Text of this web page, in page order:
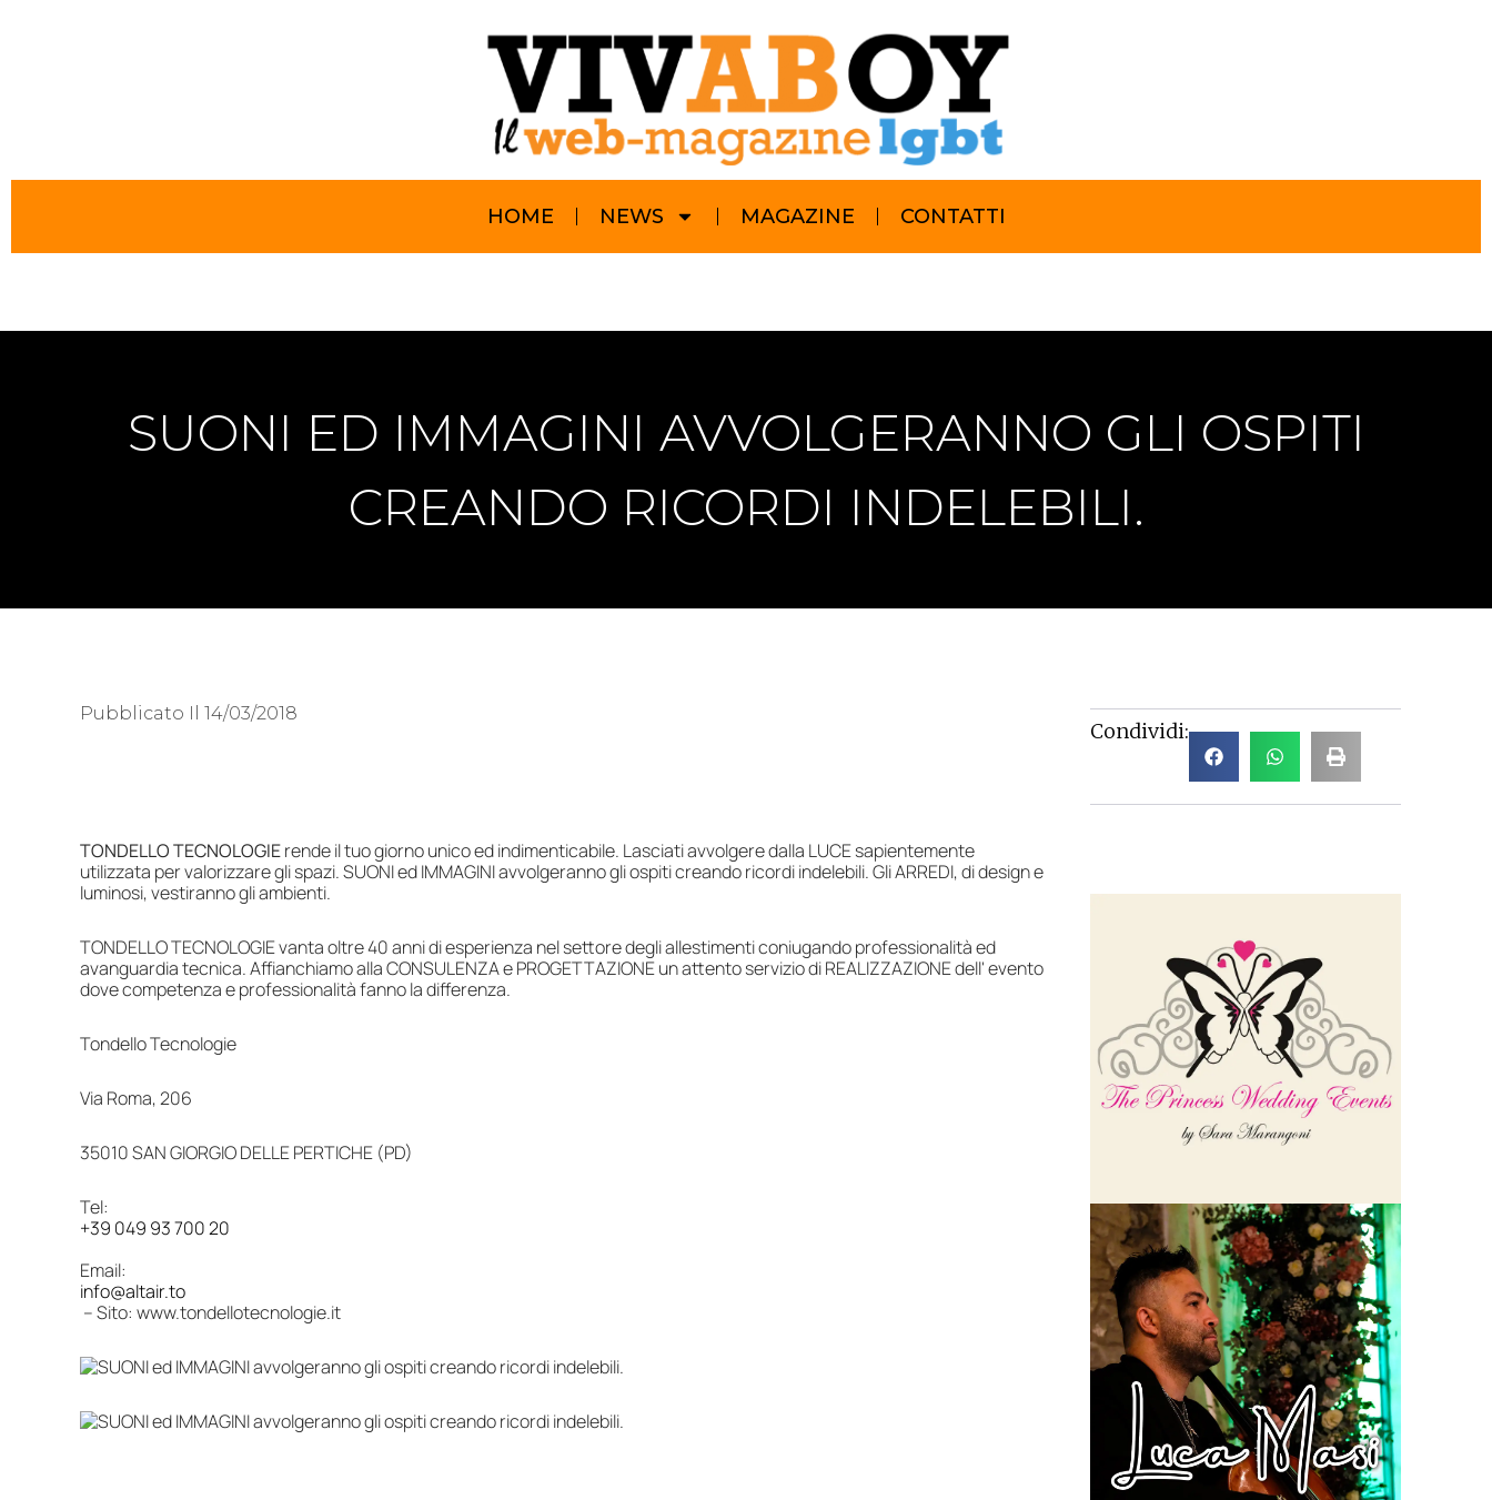
HOME NEWS MAGAZINE CONTATTI
SUONI ED IMMAGINI AVVOLGERANNO GLI OSPITI
CREANDO RICORDI INDELEBILI.
Pubblicato Il 14/03/2018
TONDELLO TECNOLOGIErende il tuo giorno unico ed indimenticabile. Lasciati avvolgere dalla LUCE sapientemente
utilizzata per valorizzare gli spazi. SUONI ed IMMAGINI avvolgeranno gli ospiti creando ricordi indelebili. Gli ARREDI, di design e
luminosi, vestiranno gli ambienti.
TONDELLO TECNOLOGIE vanta oltre 40 anni di esperienza nel settore degli allestimenti coniugando professionalità ed
avanguardia tecnica. Affianchiamo alla CONSULENZA e PROGETTAZIONE un attento servizio di REALIZZAZIONE dell' evento
dove competenza e professionalità fanno la differenza.
Tondello Tecnologie
Via Roma, 206
35010 SAN GIORGIO DELLE PERTICHE (PD)
Tel:
+39 049 93 700 20
Email:
info@altair.to
– Sito: www.tondellotecnologie.it
Condividi: